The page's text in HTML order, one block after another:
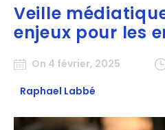
Veille
enjeux pour les
On 4 février, 2025
Raphael Labbé